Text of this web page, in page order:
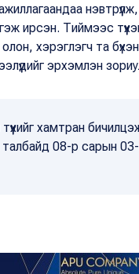
ирсэн. Тиймээс
хэрэглэгч та
эрхэмлэн
хамтран
08-р сарын 03-